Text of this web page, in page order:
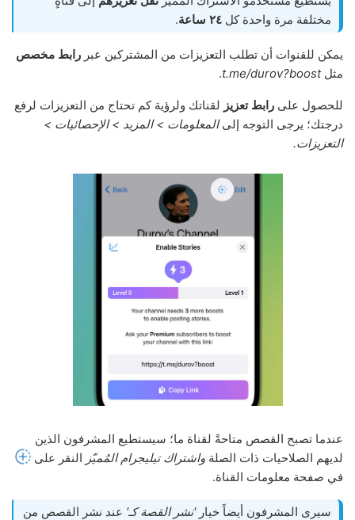
مختلفة مرة واحدة كل ٢٤ ساعة .
يمكن للقنوات أن تطلب التعزيزات من المشتركين عبر رابط مخصص
مثلt.me/durov?boost
.
للحصول على رابط تعزيز لقناتك ولرؤية كم تحتاج من التعزيزات لرفع
درجتك؛ يرجى التوجه إلىالمعلومات > المزيد > الإحصائيات >
التعزيزات.
عندما تصبح القصص متاحةً لقناة ما؛ سيستطيع المشرفون الذين
لديهم الصلاحيات ذات الصلة واشتراك تيليجرام المُميّز النقر على
في صفحة معلومات القناة.
سيرى المشرفون أيضاً خيار'نشر القصة كـ' عند نشر القصص من